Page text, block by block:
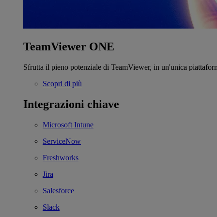
TeamViewer ONE
Sfrutta il pieno potenziale di TeamViewer, in un'unica
Scopri di più
Integrazioni chiave
Microsoft Intune
ServiceNow
Freshworks
Jira
Salesforce
Slack